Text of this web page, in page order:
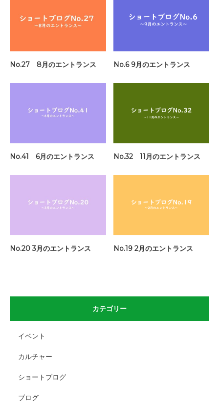
No.27 8月のエントランス No.6 9月のエントランス
No.41 6月のエントランス No.32 11月のエントランス
No.20 3月のエントランス No.19 2月のエントランス
カテゴリー
イベント
カルチャー
ショートブログ
ブログ